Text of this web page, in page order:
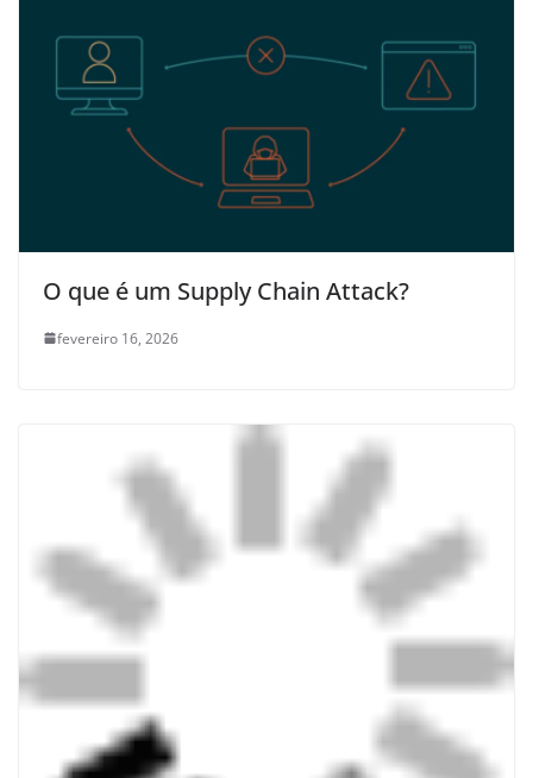
O que é um Supply Chain Attack?
fevereiro 16, 2026